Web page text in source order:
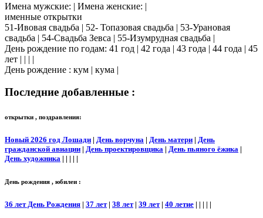
Имена мужские: | Имена женские: |
именные открытки
51-Ивовая свадьба | 52- Топазовая свадьба | 53-Урановая
свадьба | 54-Свадьба Зевса | 55-Изумрудная свадьба |
День рождение по годам: 41 год | 42 года | 43 года | 44 года | 45
лет | | | |
День рождение : кум | кума |
Последние добавленные :
открытки , поздравления:
Новый 2026 год Лошади | День ворчуна | День матери | День
гражданской авиации | День проектировщика | День пьяного ёжика |
День художника | | | | |
День рождения , юбилеи :
36 лет День Рождения | 37 лет| 38 лет| 39 лет| 40 летие | | | | |